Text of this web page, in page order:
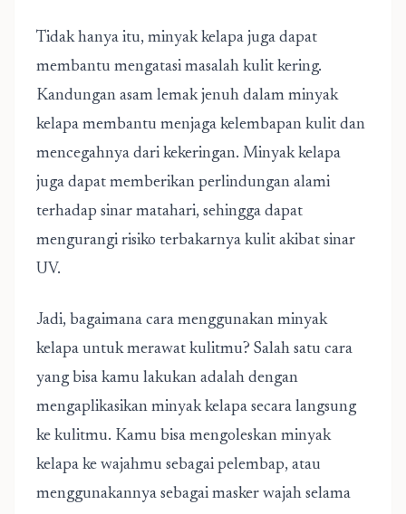
Tidak hanya itu, minyak kelapa juga dapat
membantu mengatasi masalah kulit kering.
Kandungan asam lemak jenuh dalam minyak
kelapa membantu menjaga kelembapan kulit dan
mencegahnya dari kekeringan. Minyak kelapa
juga dapat memberikan perlindungan alami
terhadap sinar matahari, sehingga dapat
mengurangi risiko terbakarnya kulit akibat sinar
UV.
Jadi, bagaimana cara menggunakan minyak
kelapa untuk merawat kulitmu? Salah satu cara
yang bisa kamu lakukan adalah dengan
mengaplikasikan minyak kelapa secara langsung
ke kulitmu. Kamu bisa mengoleskan minyak
kelapa ke wajahmu sebagai pelembap, atau
menggunakannya sebagai masker wajah selama